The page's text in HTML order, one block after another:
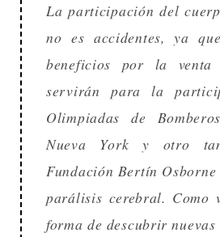
La participación del
no es accidentes, ya
beneficios por la
servirán para la
Olimpiadas de
Nueva York y otro
Fundación Bertín
parálisis cerebral. Como
forma de descubrir